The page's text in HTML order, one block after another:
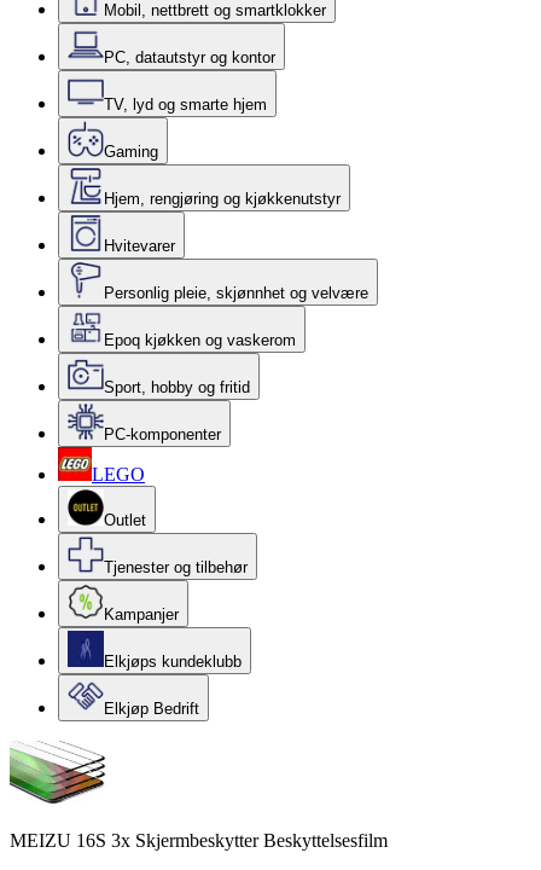
Mobil, nettbrett og smartklokker
PC, datautstyr og kontor
TV, lyd og smarte hjem
Gaming
Hjem, rengjøring og kjøkkenutstyr
Hvitevarer
Personlig pleie, skjønnhet og velvære
Epoq kjøkken og vaskerom
Sport, hobby og fritid
PC-komponenter
LEGO
Outlet
Tjenester og tilbehør
Kampanjer
Elkjøps kundeklubb
Elkjøp Bedrift
MEIZU 16S 3x Skjermbeskytter Beskyttelsesfilm